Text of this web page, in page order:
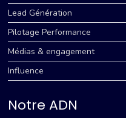
Lead Génération
Pilotage Performance
Médias & engagement
Influence
Notre ADN